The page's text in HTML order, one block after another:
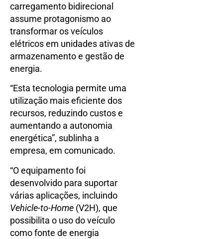
carregamento bidirecional
assume protagonismo ao
transformar os veículos
elétricos em unidades ativas de
armazenamento e gestão de
energia.
“Esta tecnologia permite uma
utilização mais eficiente dos
recursos, reduzindo custos e
aumentando a autonomia
energética”, sublinha a
empresa, em comunicado.
“O equipamento foi
desenvolvido para suportar
várias aplicações, incluindo
Vehicle-to-Home (V2H), que
possibilita o uso do veículo
como fonte de energia